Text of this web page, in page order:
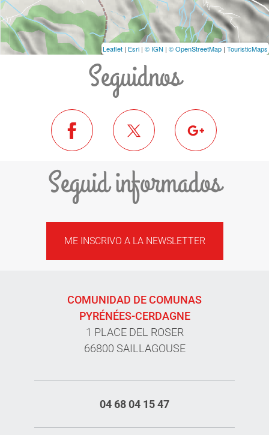
Leaflet | Esri | © IGN | © OpenStreetMap | TouristicMaps
Seguidnos
Seguid informados
ME INSCRIVO A LA NEWSLETTER
COMUNIDAD DE COMUNAS
PYRÉNÉES-CERDAGNE
1 PLACE DEL ROSER
66800 SAILLAGOUSE
04 68 04 15 47